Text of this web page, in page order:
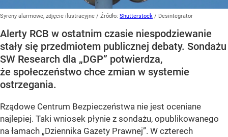
Syreny alarmowe, zdjęcie ilustracyjne / Źródło: Shutterstock / Desintegrator
Alerty RCB w ostatnim czasie niespodziewanie
stały się przedmiotem publicznej debaty. Sondażu
SW Research dla „DGP” potwierdza,
że społeczeństwo chce zmian w systemie
ostrzegania.
Rządowe Centrum Bezpieczeństwa nie jest oceniane
najlepiej. Taki wniosek płynie z sondażu, opublikowanego
na łamach „Dziennika Gazety Prawnej”. W czterech